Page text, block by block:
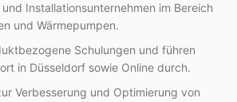
Installationsunternehmen im Bereich
und Wärmepumpen.
Schulungen und führen
in Düsseldorf sowie Online durch.
Verbesserung und Optimierung von